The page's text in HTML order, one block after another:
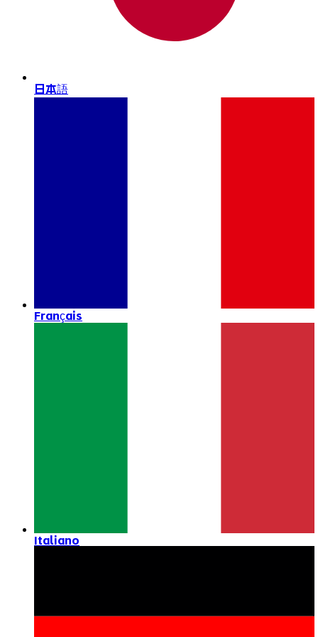
日本語
Français
Italiano